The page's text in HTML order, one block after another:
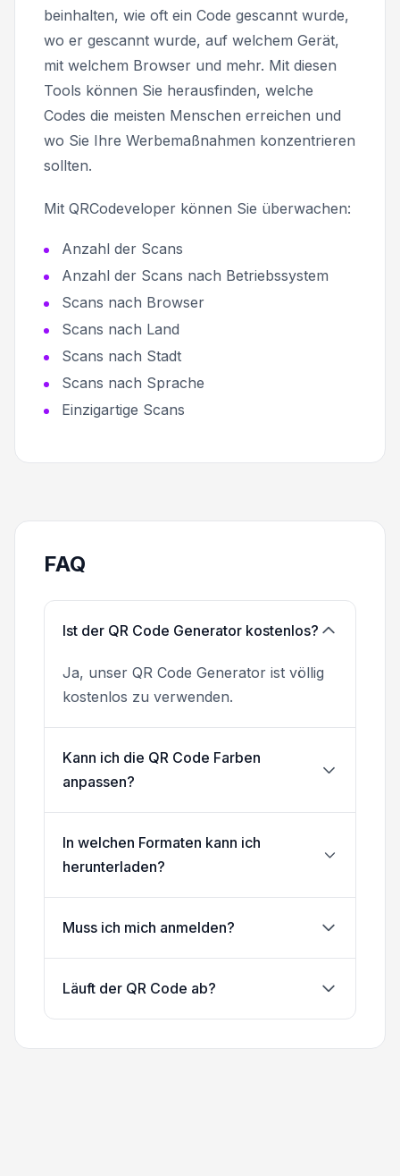
beinhalten, wie oft ein Code gescannt wurde,
wo er gescannt wurde, auf welchem Gerät,
mit welchem Browser und mehr. Mit diesen
Tools können Sie herausfinden, welche
Codes die meisten Menschen erreichen und
wo Sie Ihre Werbemaßnahmen konzentrieren
sollten.
Mit QRCodeveloper können Sie überwachen:
Anzahl der Scans
Anzahl der Scans nach Betriebssystem
Scans nach Browser
Scans nach Land
Scans nach Stadt
Scans nach Sprache
Einzigartige Scans
FAQ
Ist der QR Code Generator kostenlos?
Ja, unser QR Code Generator ist völlig
kostenlos zu verwenden.
Kann ich die QR Code Farben
anpassen?
In welchen Formaten kann ich
herunterladen?
Muss ich mich anmelden?
Läuft der QR Code ab?